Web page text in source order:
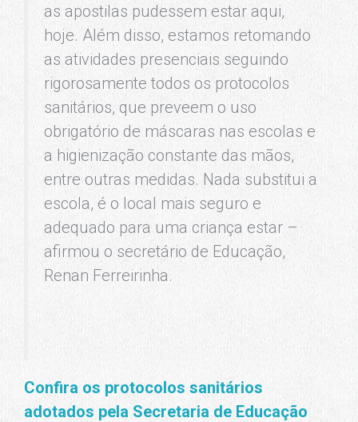
as apostilas pudessem estar aqui,
hoje. Além disso, estamos retomando
as atividades presenciais seguindo
rigorosamente todos os protocolos
sanitários, que preveem o uso
obrigatório de máscaras nas escolas e
a higienização constante das mãos,
entre outras medidas. Nada substitui a
escola, é o local mais seguro e
adequado para uma criança estar –
afirmou o secretário de Educação,
Renan Ferreirinha.
Confira os protocolos sanitários
adotados pela Secretaria de Educação